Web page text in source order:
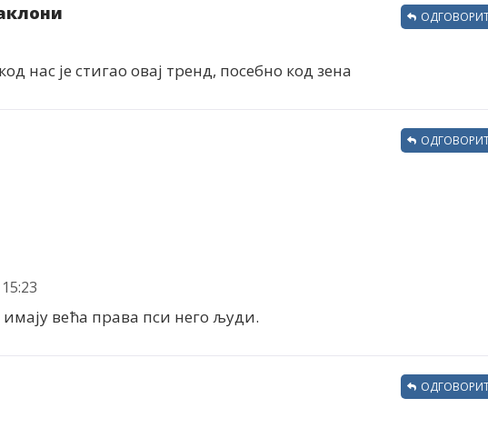
нас је стигао овај тренд, посебно код зена
већа права пси него људи.